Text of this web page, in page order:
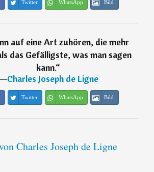
Twitter WhatsApp Bild
auf eine Art zuhören, die mehr
das Gefälligste, was man sagen
kann.“
Charles Joseph de Ligne
Twitter WhatsApp Bild
Charles Joseph de Ligne